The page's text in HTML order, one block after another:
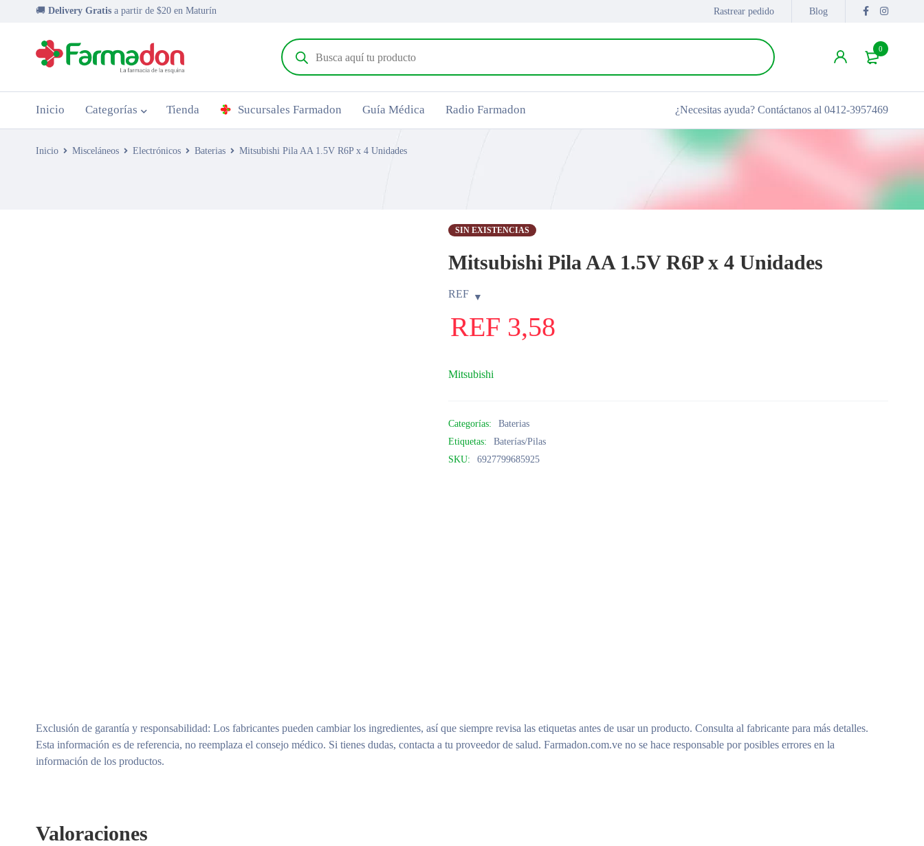
🚚 Delivery Gratis a partir de $20 en Maturín Rastrear pedido Blog
0
Inicio Categorías Tienda Sucursales Farmadon Guía Médica Radio Farmadon ¿Necesitas ayuda? Contáctanos al 0412-3957469
Inicio Misceláneos Electrónicos Baterias Mitsubishi Pila AA 1.5V R6P x 4 Unidades
SIN EXISTENCIAS
Mitsubishi Pila AA 1.5V R6P x 4 Unidades
REF
REF 3,58
Mitsubishi
Categorías:
Baterias
Etiquetas:
Baterías/Pilas
SKU:
6927799685925
Exclusión de garantía y responsabilidad: Los fabricantes pueden cambiar los ingredientes, así que siempre revisa las etiquetas antes de usar un producto. Consulta al fabricante para más detalles.
Esta información es de referencia, no reemplaza el consejo médico. Si tienes dudas, contacta a tu proveedor de salud. Farmadon.com.ve no se hace responsable por posibles errores en la
información de los productos.
Valoraciones